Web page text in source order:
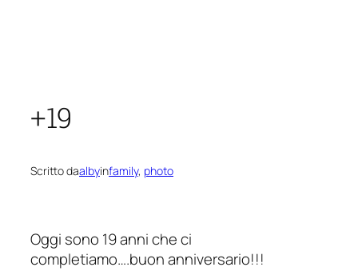
+19
Scritto daalbyinfamily, photo
Oggi sono 19 anni che ci
completiamo….buon anniversario!!!